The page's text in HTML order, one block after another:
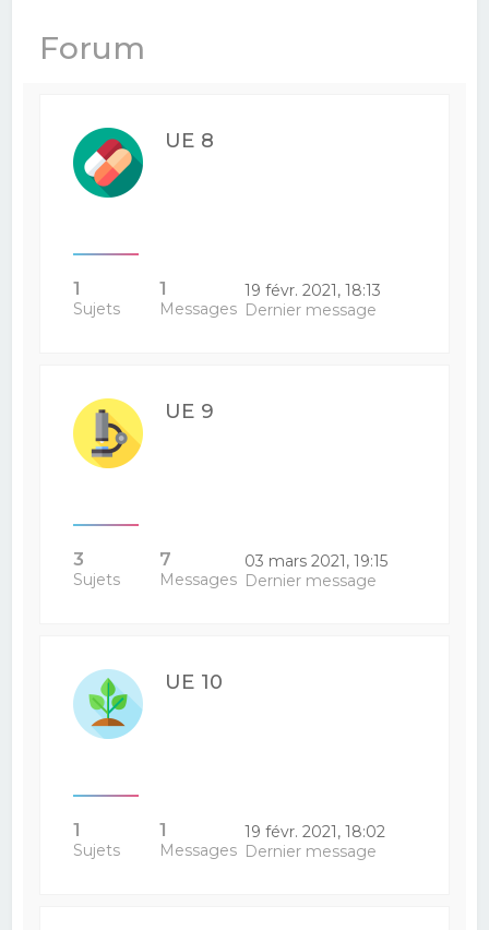
Forum
UE 8
1
Sujets
1
Messages
19 févr. 2021, 18:13
Dernier message
UE 9
3
Sujets
7
Messages
03 mars 2021, 19:15
Dernier message
UE 10
1
Sujets
1
Messages
19 févr. 2021, 18:02
Dernier message